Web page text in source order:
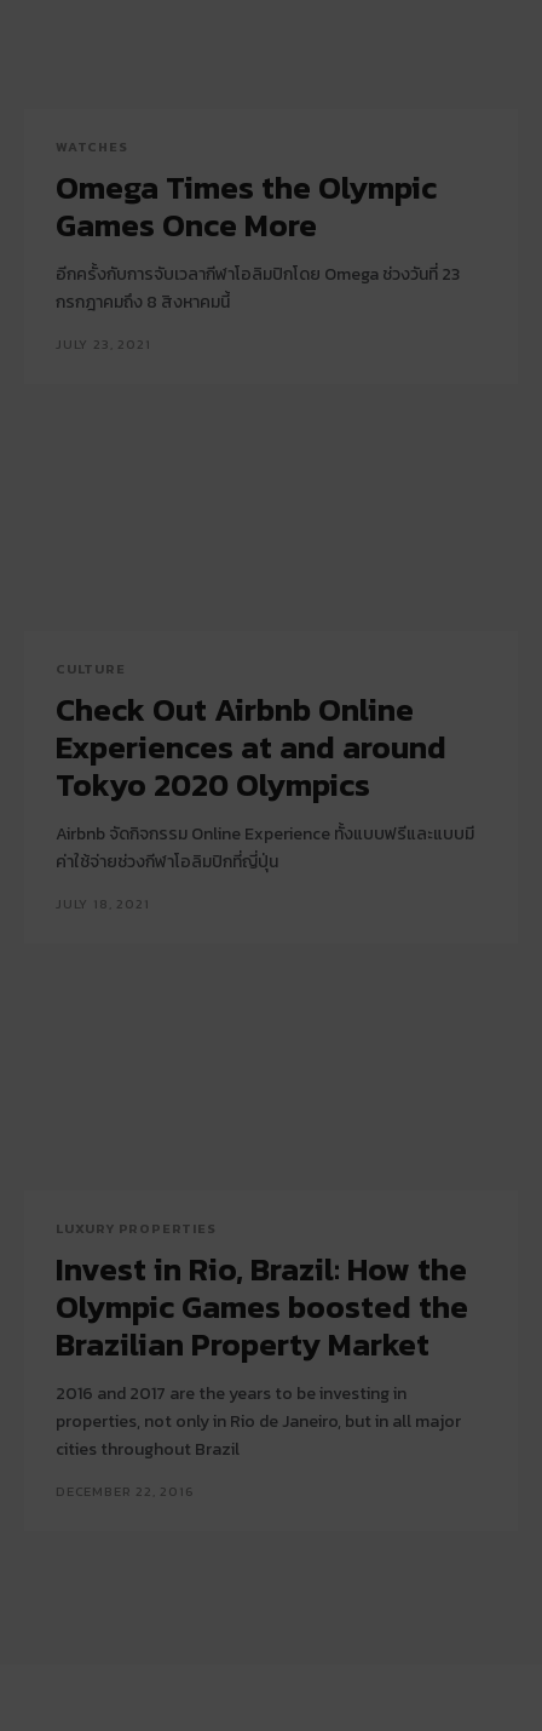
WATCHES
Omega Times the Olympic
Games Once More
อีกครั้งกับการจับเวลากีฬาโอลิมปิกโดย Omega ช่วงวันที่ 23
กรกฎาคมถึง 8 สิงหาคมนี้
JULY 23, 2021
CULTURE
Check Out Airbnb Online
Experiences at and around
Tokyo 2020 Olympics
Airbnb จัดกิจกรรม Online Experience ทั้งแบบฟรีและแบบมี
ค่าใช้จ่ายช่วงกีฬาโอลิมปิกที่ญี่ปุ่น
JULY 18, 2021
LUXURY PROPERTIES
Invest in Rio, Brazil: How the
Olympic Games boosted the
Brazilian Property Market
2016 and 2017 are the years to be investing in
properties, not only in Rio de Janeiro, but in all major
cities throughout Brazil
DECEMBER 22, 2016